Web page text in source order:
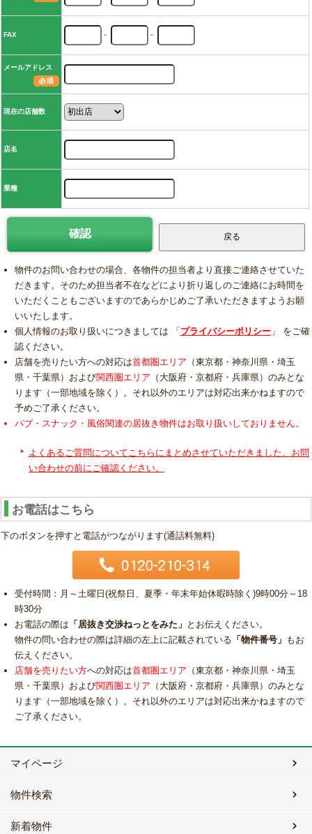
FAX － －
メールアドレス
現在の店舗数
店名
業種
物件のお問い合わせの場合、各物件の担当者より直接ご連絡させていた
だきます。そのため担当者不在などにより折り返しのご連絡にお時間を
いただくこともございますのであらかじめご了承いただきますようお願
いいたします。
個人情報のお取り扱いにつきましては 「プライバシーポリシー 」 をご確
認ください。
店舗を売りたい方への対応は首都圏エリア （東京都・神奈川県・埼玉
県・千葉県）および関西圏エリア （大阪府・京都府・兵庫県）のみとな
ります（一部地域を除く）。それ以外のエリアは対応出来かねますので
予めご了承ください。
パブ・スナック・風俗関連の居抜き物件はお取り扱いしておりません。
よくあるご質問についてこちらにまとめさせていただきました。お問
い合わせの前にご確認ください。
お電話はこちら
下のボタンを押すと電話がつながります(通話料無料)
受付時間：月～土曜日(祝祭日、夏季・年末年始休暇時除く)9時00分～18
時30分
お電話の際は 「居抜き交渉ねっとをみた」 とお伝えください。
物件の問い合わせの際は詳細の左上に記載されている 「物件番号」 もお
伝えください。
店舗を売りたい方への対応は首都圏エリア （東京都・神奈川県・埼玉
県・千葉県）および関西圏エリア （大阪府・京都府・兵庫県）のみとな
ります（一部地域を除く）。それ以外のエリアは対応出来かねますので
ご了承ください。
マイページ
物件検索
新着物件